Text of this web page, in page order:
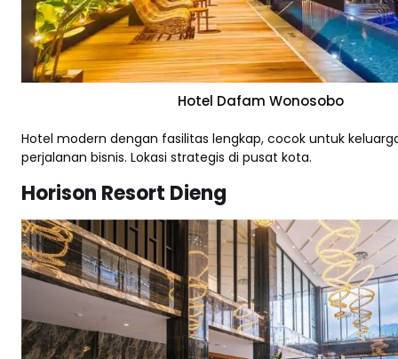
Hotel Dafam Wonosobo
Hotel modern dengan fasilitas lengkap, cocok untuk
perjalanan bisnis. Lokasi strategis di pusat kota.
Horison Resort Dieng